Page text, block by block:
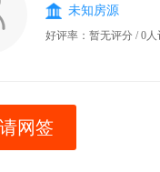
未知房源
好评率：暂无评分 / 0人
网签